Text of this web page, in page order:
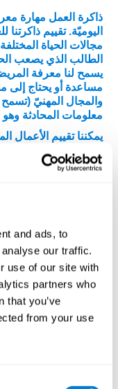
and ads, to
our traffic.
use of our site with
partners who
that you’ve
from your use
ذاكرة العمل مهارة
اليوميّة. تقييم
مجالات الحياة
الطالب الذي يصعب
يسمح لنا معرفة
مساعدة أو يحتاج إلى
والمجال المهنيّ (تسمح
معلومات المحادثة
يمكننا تقييم الأعمال
العمل، تقايس هذه
والذاكرة قصيرة
والاعتراف، والفحص
رائز التسلسل WOM-ASM
في الشاشة.
هناك رقم
إحفظ ترتيب